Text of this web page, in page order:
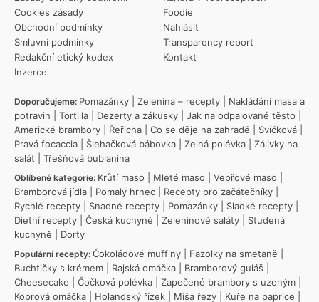
Cookies zásady
Obchodní podmínky
Smluvní podmínky
Redakční etický kodex
Inzerce
Foodie
Nahlásit
Transparency report
Kontakt
Doporučujeme: Pomazánky Zelenina – recepty
Nakládání masa a
potravin
Tortilla Dezerty a zákusky Jak na odpalované těsto
Americké brambory
Řeřicha Co se děje na zahradě Svíčková
Pravá focaccia
Šlehačková bábovka Zelná polévka
Zálivky na
salát
Třešňová bublanina
Oblíbené kategorie: Krůtí maso Mleté maso Vepřové maso
Bramborová jídla
Pomalý hrnec Recepty pro začátečníky
Rychlé recepty
Snadné recepty Pomazánky Sladké recepty
Dietní recepty
Česká kuchyně Zeleninové saláty
Studená
kuchyně
Dorty
Populární recepty: Čokoládové muffiny Fazolky na smetaně
Buchtičky s krémem
Rajská omáčka Bramborový guláš
Cheesecake
Čočková polévka Zapečené brambory s uzeným
Koprová omáčka
Holandský řízek Míša řezy Kuře na paprice